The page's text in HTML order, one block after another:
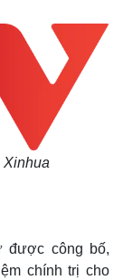
Xinhua
được công bố,
chính trị cho